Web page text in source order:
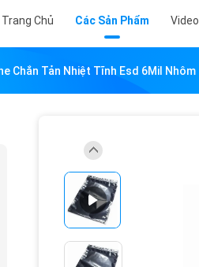
Trang Chủ Các Sản Phẩm Video
Chắn Tản Nhiệt Tĩnh Esd 6Mil Nhôm